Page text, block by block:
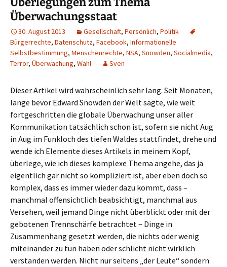
Überwachungsstaat
30. August 2013 Gesellschaft, Persönlich, Politik
Bürgerrechte, Datenschutz, Facebook, Informationelle
Selbstbestimmung, Menschenrechte, NSA, Snowden, Socialmedia,
Terror, Überwachung, Wahl Sven
Dieser Artikel wird wahrscheinlich sehr lang. Seit Monaten,
lange bevor Edward Snowden der Welt sagte, wie weit
fortgeschritten die globale Überwachung unser aller
Kommunikation tatsächlich schon ist, sofern sie nicht Aug
in Aug im Funkloch des tiefen Waldes stattfindet, drehe und
wende ich Elemente dieses Artikels in meinem Kopf,
überlege, wie ich dieses komplexe Thema angehe, das ja
eigentlich gar nicht so kompliziert ist, aber eben doch so
komplex, dass es immer wieder dazu kommt, dass –
manchmal offensichtlich beabsichtigt, manchmal aus
Versehen, weil jemand Dinge nicht überblickt oder mit der
gebotenen Trennschärfe betrachtet – Dinge in
Zusammenhang gesetzt werden, die nichts oder wenig
miteinander zu tun haben oder schlicht nicht wirklich
verstanden werden. Nicht nur seitens „der Leute“ sondern